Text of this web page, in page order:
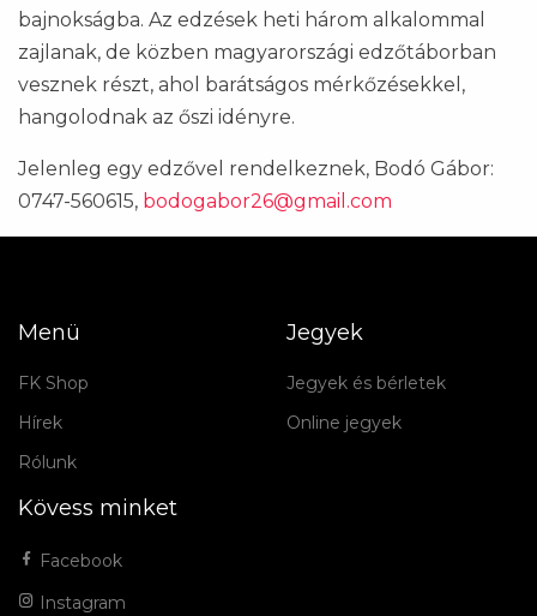
bajnokságba. Az edzések heti három alkalommal
zajlanak, de közben magyarországi edzőtáborban
vesznek részt, ahol barátságos mérkőzésekkel,
hangolodnak az őszi idényre.
Jelenleg egy edzővel rendelkeznek, Bodó Gábor:
0747-560615, bodogabor26@gmail.com
Menü
FK Shop
Hírek
Rólunk
Jegyek
Jegyek és bérletek
Online jegyek
Kövess minket
Facebook
Instagram